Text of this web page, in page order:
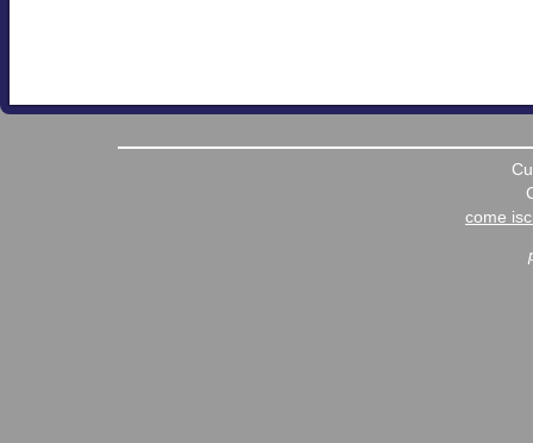
come